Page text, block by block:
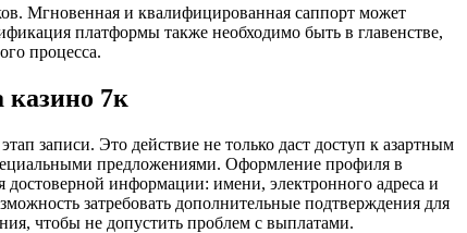
Мгновенная и квалифицированная саппорт может
платформы также необходимо быть в главенстве,
процесса.
казино 7к
записи. Это действие не только даст доступ к азартным
предложениями. Оформление профиля в
информации: имени, электронного адреса и
затребовать дополнительные подтверждения для
чтобы не допустить проблем с выплатами.